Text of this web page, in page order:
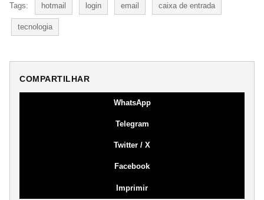
Tags: hotmail login email caixa de entrada
tecnologia
COMPARTILHAR
WhatsApp
Telegram
Twitter / X
Facebook
Imprimir